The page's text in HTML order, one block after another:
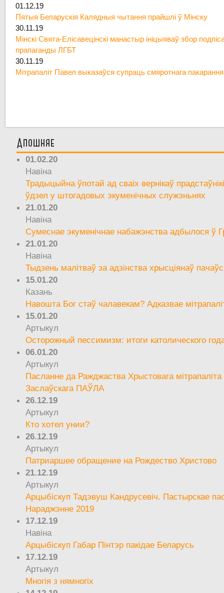
01.12.19
Пятыя Беларускія Калядныя чытання прайшлі ў Мінску
30.11.19
Мінскі Свята-Елісавецінскі манастыр ініцыяваў збор
прапаганды ЛГБТ
30.11.19
Мітрапаліт Павел выказаўся супраць смяротнага пакарання
Апошняе
01.02.20
Навіна
Традыцыйна ўпотай ад сваіх вернікаў
ўдзел у штогадовых экуменічных служэньнях
21.01.20
Навіна
Сумеснае экуменічнае набажэнства адбылося ў
21.01.20
Навіна
Тыдзень малітваў за адзінства хрысціянаў
15.01.20
Казань
Навошта Бог стаў чалавекам? Адказвае
15.01.20
Артыкул
Осторожный пессимизм: итоги католического
06.01.20
Артыкул
Пасланне да Ражджаства Хрыстовага мітрапаліта
Заслаўскага ПАЎЛА
26.12.19
Артыкул
Кто хотел унии?
26.12.19
Артыкул
Патриаршее обращение на Рождество Христово
21.12.19
Артыкул
Арцыбіскуп Тадэвуш Кандрусевіч. Пастырскае
Нараджэнне 2019
17.12.19
Навіна
Арцыбіскуп Габар Пінтэр пакідае Беларусь
17.12.19
Артыкул
Многія з нямногіх